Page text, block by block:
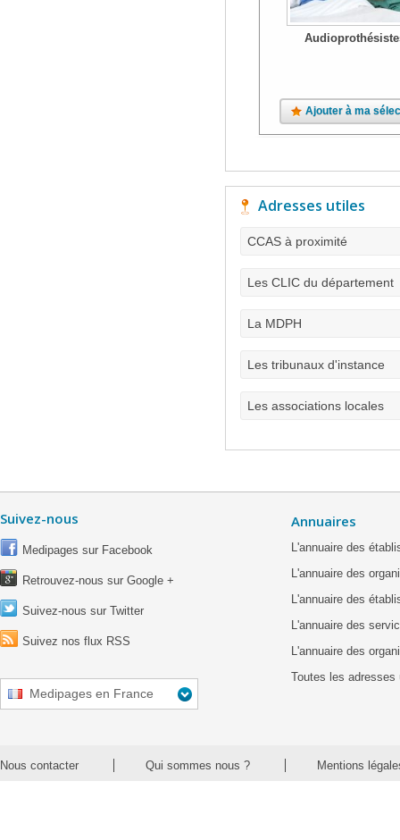
Ajouter à ma
Adresses utiles
CCAS à proximité
Les CLIC du département
La MDPH
Les tribunaux d'instance
Les associations locales
Suivez-nous
Medipages sur Facebook
Retrouvez-nous sur Google +
Suivez-nous sur Twitter
Suivez nos flux RSS
Medipages en France
Annuaires
L'annuaire des
L'annuaire des
L'annuaire des
L'annuaire des
L'annuaire des
Toutes les adresses
Nous contacter Qui sommes nous ? Mentions